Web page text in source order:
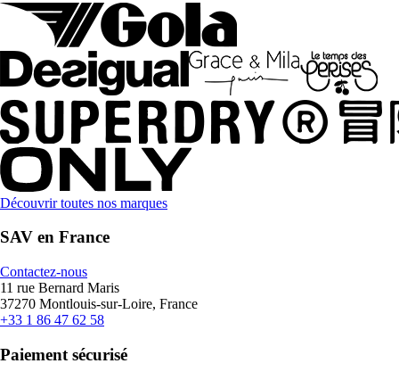
Découvrir toutes nos marques
SAV en France
Contactez-nous
11 rue Bernard Maris
37270 Montlouis-sur-Loire, France
+33 1 86 47 62 58
Paiement sécurisé